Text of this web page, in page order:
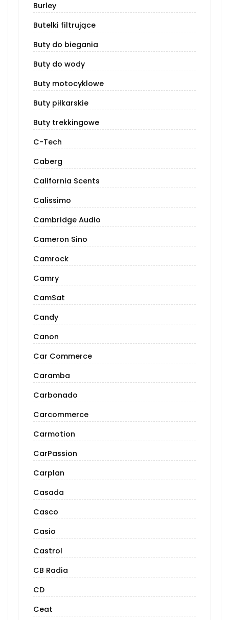
Burley
Butelki filtrujące
Buty do biegania
Buty do wody
Buty motocyklowe
Buty piłkarskie
Buty trekkingowe
C-Tech
Caberg
California Scents
Calissimo
Cambridge Audio
Cameron Sino
Camrock
Camry
CamSat
Candy
Canon
Car Commerce
Caramba
Carbonado
Carcommerce
Carmotion
CarPassion
Carplan
Casada
Casco
Casio
Castrol
CB Radia
CD
Ceat